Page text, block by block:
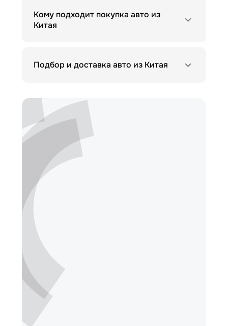
Кому подходит покупка авто из
Китая
Подбор и доставка авто из Китая